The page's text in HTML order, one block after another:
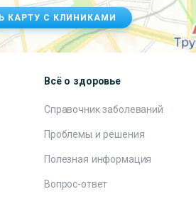
КАРТУ С КЛИНИКАМИ
Всё о здоровье
Справочник заболеваний
Проблемы и решения
Полезная информация
Вопрос-ответ